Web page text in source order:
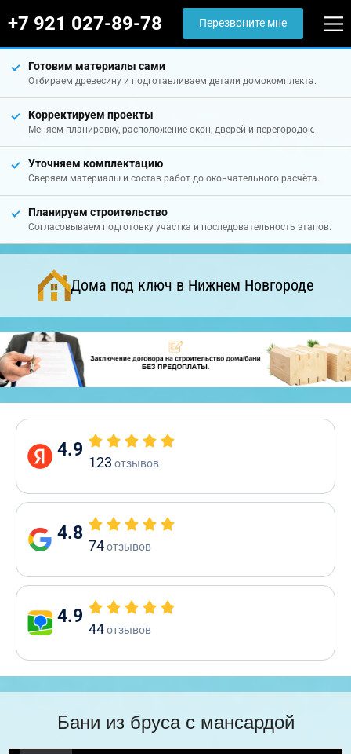
+7 921 027-89-78 Перезвоните мне
Готовим материалы сами
Отбираем древесину и подготавливаем детали домокомплекта.
Корректируем проекты
Меняем планировку, расположение окон, дверей и перегородок.
Уточняем комплектацию
Сверяем материалы и состав работ до окончательного расчёта.
Планируем строительство
Согласовываем подготовку участка и последовательность этапов.
Дома под ключ в Нижнем Новгороде
4.9
123 отзывов
4.8
74отзывов
4.9
44отзывов
Бани из бруса с мансардой